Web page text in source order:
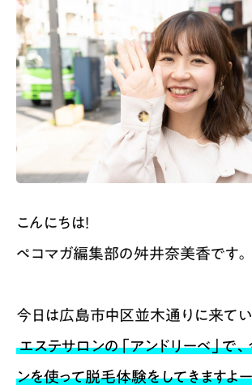
ペコマガとは 運
スポット情報 広告
プライバシーポリシー インフォマテ
こんにちは！
ペコマガ編集部の舛井奈美香です。
今日は広島市中区並木通りに来てい
エステサロンの「アンドリーベ」で
ンを使って脱毛体験をしてきますよー